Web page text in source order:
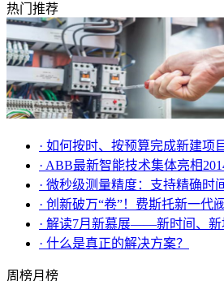
热门推荐
· 如何按时、按预算完成新建项
· ABB最新智能技术集体亮相
· 微秒级测量精度：支持精确时
· 创新破万“卷”！费斯托新一代
· 解读7月新慕展——新时间、新
· 什么是真正的解决方案？
周榜月榜